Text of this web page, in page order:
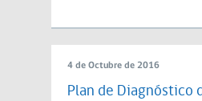
4 de Octubre de 2016
Plan de Diagnóstico